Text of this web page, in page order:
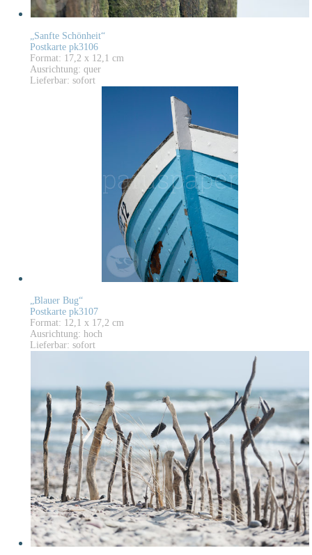
„Sanfte Schönheit“
Postkarte pk3106
Format: 17,2 x 12,1 cm
Ausrichtung: quer
Lieferbar: sofort
„Blauer Bug“
Postkarte pk3107
Format: 12,1 x 17,2 cm
Ausrichtung: hoch
Lieferbar: sofort